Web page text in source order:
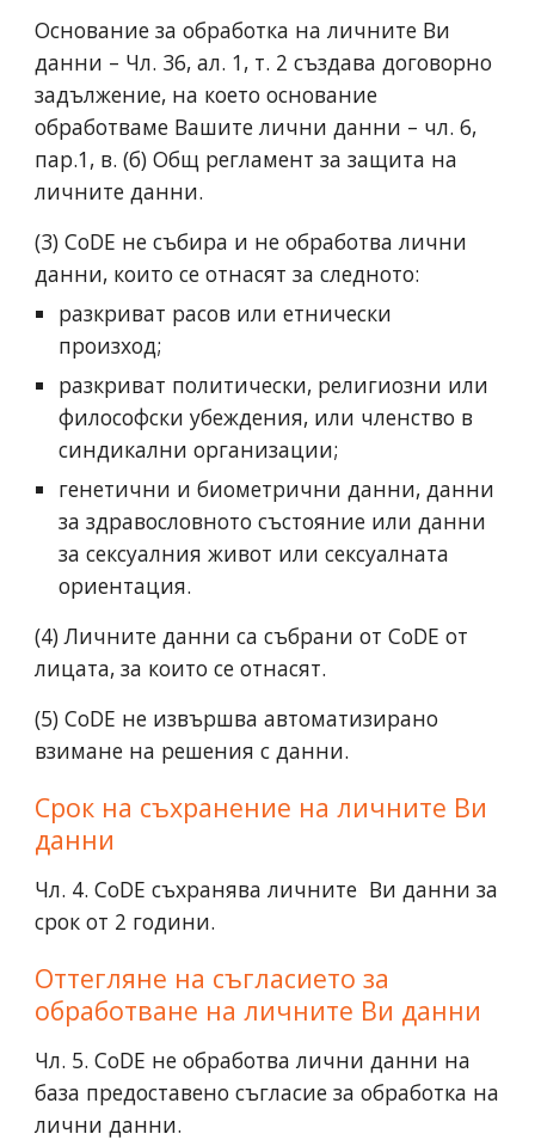
Основание за обработка на личните Ви
данни – Чл. 36, ал. 1, т. 2 създава договорно
задължение, на което основание
обработваме Вашите лични данни – чл. 6,
пар.1, в. (б) Общ регламент за защита на
личните данни.
(3) CoDE не събира и не обработва лични
данни, които се отнасят за следното:
разкриват расов или етнически
произход;
разкриват политически, религиозни или
философски убеждения, или членство в
синдикални организации;
генетични и биометрични данни, данни
за здравословното състояние или данни
за сексуалния живот или сексуалната
ориентация.
(4) Личните данни са събрани от CoDE от
лицата, за които се отнасят.
(5) CoDE не извършва автоматизирано
взимане на решения с данни.
Срок на съхранение на личните Ви
данни
Чл. 4. CoDE съхранява личните Ви данни за
срок от 2 години.
Оттегляне на съгласието за
обработване на личните Ви данни
Чл. 5. CoDE не обработва лични данни на
база предоставено съгласие за обработка на
лични данни.